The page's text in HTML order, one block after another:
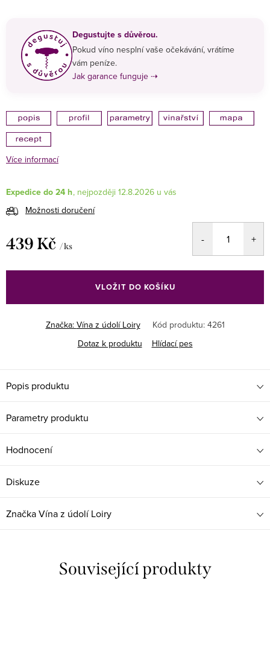
Degustujte s důvěrou.
Pokud víno nesplní vaše očekávání, vrátíme
vám peníze.
Jak garance funguje ⇢
Více informací
Expedice do 24 h
12.8.2026
Možnosti doručení
439 Kč / ks
cena:
VLOŽIT DO KOŠÍKU
Značka: Vína z údolí Loiry Kód produktu: 4261
Dotaz k produktu
Hlídací pes
Popis produktu
Parametry produktu
Hodnocení
Diskuze
ZnačkaVína z údolí Loiry
Související produkty